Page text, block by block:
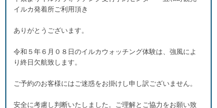
イルカ発着所ご利用頂き
ありがとうございます。
令和５年６月０８日のイルカウォッチング体験は、強風によ
り終日欠航致します。
ご予約のお客様にはご迷惑をお掛けし申し訳ございません。
安全に考慮し判断いたしました。ご理解とご協力をお願い致